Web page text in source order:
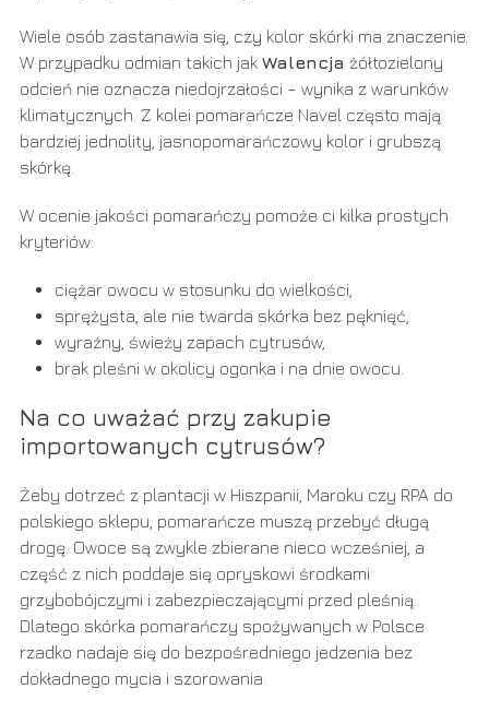
Wiele osób zastanawia się, czy kolor skórki ma znaczenie.
W przypadku odmian takich jak Walencja żółtozielony
odcień nie oznacza niedojrzałości – wynika z warunków
klimatycznych. Z kolei pomarańcze Navel często mają
bardziej jednolity, jasnopomarańczowy kolor i grubszą
skórkę.
W ocenie jakości pomarańczy pomoże ci kilka prostych
kryteriów:
ciężar owocu w stosunku do wielkości,
sprężysta, ale nie twarda skórka bez pęknięć,
wyraźny, świeży zapach cytrusów,
brak pleśni w okolicy ogonka i na dnie owocu.
Na co uważać przy zakupie
importowanych cytrusów?
Żeby dotrzeć z plantacji w Hiszpanii, Maroku czy RPA do
polskiego sklepu, pomarańcze muszą przebyć długą
drogę. Owoce są zwykle zbierane nieco wcześniej, a
część z nich poddaje się opryskowi środkami
grzybobójczymi i zabezpieczającymi przed pleśnią.
Dlatego skórka pomarańczy spożywanych w Polsce
rzadko nadaje się do bezpośredniego jedzenia bez
dokładnego mycia i szorowania.